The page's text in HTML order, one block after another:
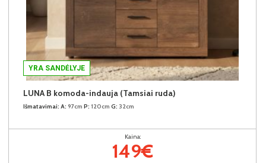
YRA SANDĖLYJE
LUNA B komoda-indauja (Tamsiai ruda)
Išmatavimai: A: 97cm P: 120cm G: 32cm
Kaina:
149€